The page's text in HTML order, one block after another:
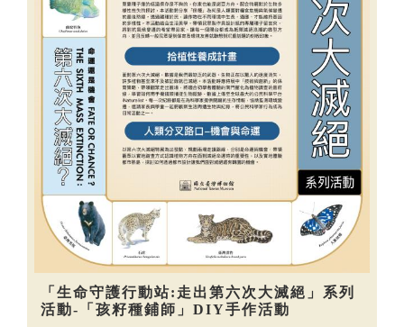
「生命守護行動站:走出第六次大滅絕」系列
活動-「孩籽種鋪師」DIY手作活動